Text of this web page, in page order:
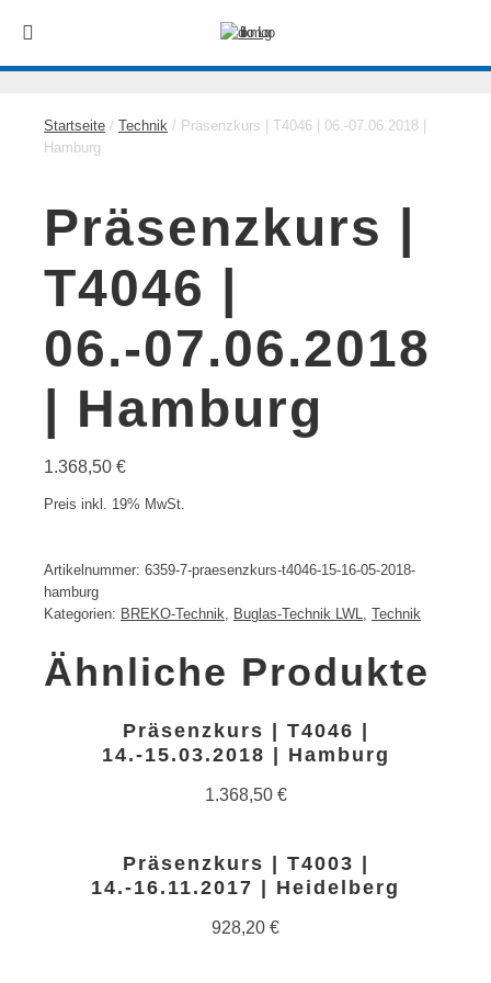
Startseite / Technik / Präsenzkurs | T4046 | 06.-07.06.2018 |
Hamburg
Präsenzkurs |
T4046 |
06.-07.06.2018
| Hamburg
1.368,50 €
Preis inkl. 19% MwSt.
Artikelnummer: 6359-7-praesenzkurs-t4046-15-16-05-2018-
hamburg
Kategorien: BREKO-Technik, Buglas-Technik LWL, Technik
Ähnliche Produkte
Präsenzkurs | T4046 |
14.-15.03.2018 | Hamburg
1.368,50 €
Präsenzkurs | T4003 |
14.-16.11.2017 | Heidelberg
928,20 €